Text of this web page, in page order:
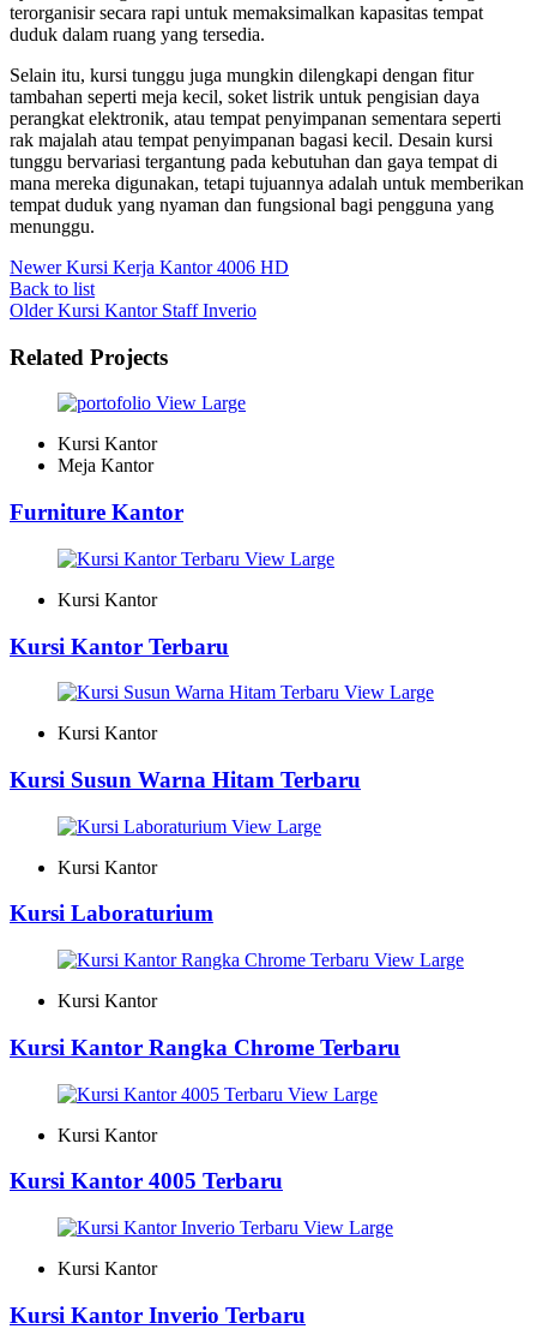
terorganisir secara rapi untuk memaksimalkan kapasitas tempat
duduk dalam ruang yang tersedia.
Selain itu, kursi tunggu juga mungkin dilengkapi dengan fitur
tambahan seperti meja kecil, soket listrik untuk pengisian daya
perangkat elektronik, atau tempat penyimpanan sementara seperti
rak majalah atau tempat penyimpanan bagasi kecil. Desain kursi
tunggu bervariasi tergantung pada kebutuhan dan gaya tempat di
mana mereka digunakan, tetapi tujuannya adalah untuk memberikan
tempat duduk yang nyaman dan fungsional bagi pengguna yang
menunggu.
Newer Kursi Kerja Kantor 4006 HD
Back to list
Older Kursi Kantor Staff Inverio
Related Projects
View Large
Kursi Kantor
Meja Kantor
Furniture Kantor
View Large
Kursi Kantor
Kursi Kantor Terbaru
View Large
Kursi Kantor
Kursi Susun Warna Hitam Terbaru
View Large
Kursi Kantor
Kursi Laboraturium
View Large
Kursi Kantor
Kursi Kantor Rangka Chrome Terbaru
View Large
Kursi Kantor
Kursi Kantor 4005 Terbaru
View Large
Kursi Kantor
Kursi Kantor Inverio Terbaru